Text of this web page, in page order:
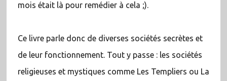
mois était là pour remédier à cela ;).
Ce livre parle donc de diverses sociétés secrètes et
de leur fonctionnement. Tout y passe : les sociétés
religieuses et mystiques comme Les Templiers ou La